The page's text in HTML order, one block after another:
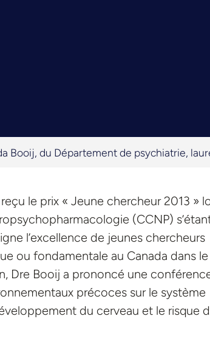
Booij, du Département de psychiatrie,
le prix « Jeune chercheur 2013 »
(CCNP)
l’excellence de jeunes chercheurs
ou fondamentale au Canada dans
Dre Booij a prononcé une
précoces sur le système
du cerveau et le risque